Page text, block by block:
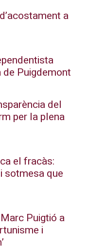
a
Puigdemont
del
per la plena
el fracàs:
sotmesa que
Puigtió a
i